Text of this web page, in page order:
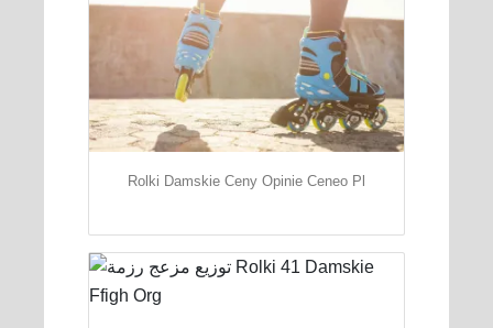
Rolki Damskie Ceny Opinie Ceneo Pl